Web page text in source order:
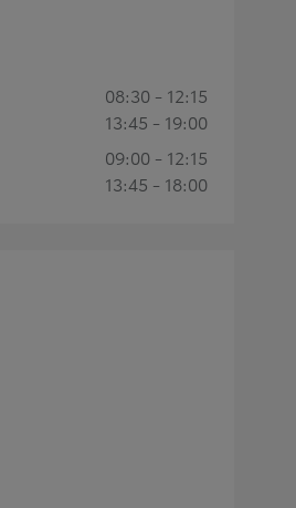
08:30 - 12:15
13:45 - 19:00
09:00 - 12:15
13:45 - 18:00